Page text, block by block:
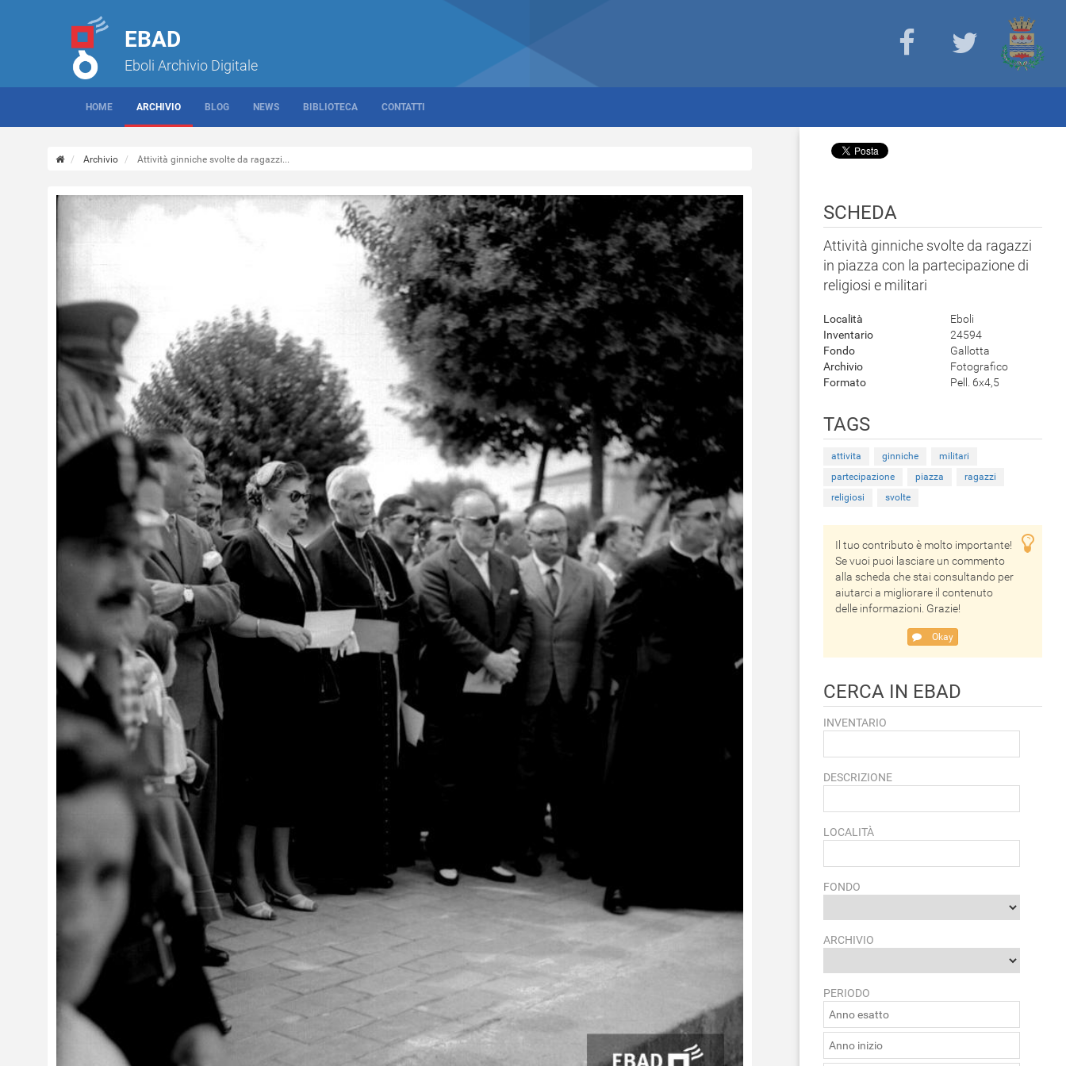
EBAD
Eboli Archivio Digitale
HOME ARCHIVIO BLOG NEWS BIBLIOTECA CONTATTI
Archivio Attività ginniche svolte da ragazzi...
SCHEDA
Attività ginniche svolte da ragazzi
in piazza con la partecipazione di
religiosi e militari
Località
Eboli
Inventario
24594
Fondo
Gallotta
Archivio
Fotografico
Formato
Pell. 6x4,5
TAGS
attivita ginniche
militari
partecipazione
piazza
ragazzi
religiosi
svolte
Il tuo contributo è molto importante!
Se vuoi puoi lasciare un commento
alla scheda che stai consultando per
aiutarci a migliorare il contenuto
delle informazioni. Grazie!
Okay
CERCA IN EBAD
INVENTARIO
DESCRIZIONE
LOCALITÀ
FONDO
ARCHIVIO
PERIODO